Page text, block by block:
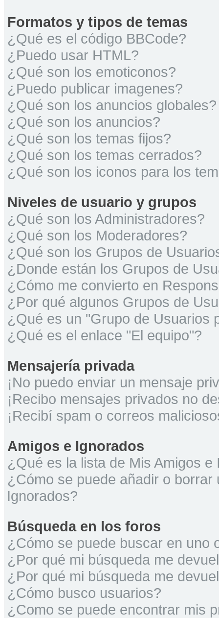
Formatos y tipos de temas
¿Qué es el código BBCode?
¿Puedo usar HTML?
¿Qué son los emoticonos?
¿Puedo publicar imagenes?
¿Qué son los anuncios globales?
¿Qué son los anuncios?
¿Qué son los temas fijos?
¿Qué son los temas cerrados?
¿Qué son los iconos para los
Niveles de usuario y grupos
¿Qué son los Administradores?
¿Qué son los Moderadores?
¿Qué son los Grupos de
¿Donde están los Grupos de
¿Cómo me convierto en
¿Por qué algunos Grupos de
¿Qué es un "Grupo de Usuarios
¿Qué es el enlace "El equipo"?
Mensajería privada
¡No puedo enviar un mensaje
¡Recibo mensajes privados no
¡Recibí spam o correos
Amigos e Ignorados
¿Qué es la lista de Mis Amigos e
¿Cómo se puede añadir o
Ignorados?
Búsqueda en los foros
¿Cómo se puede buscar en uno
¿Por qué mi búsqueda me
¿Por qué mi búsqueda me
¿Cómo busco usuarios?
¿Como se puede encontrar mis